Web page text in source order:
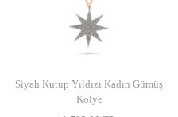
Siyah Kutup Yıldızı Kadın Gümüş
Kolye